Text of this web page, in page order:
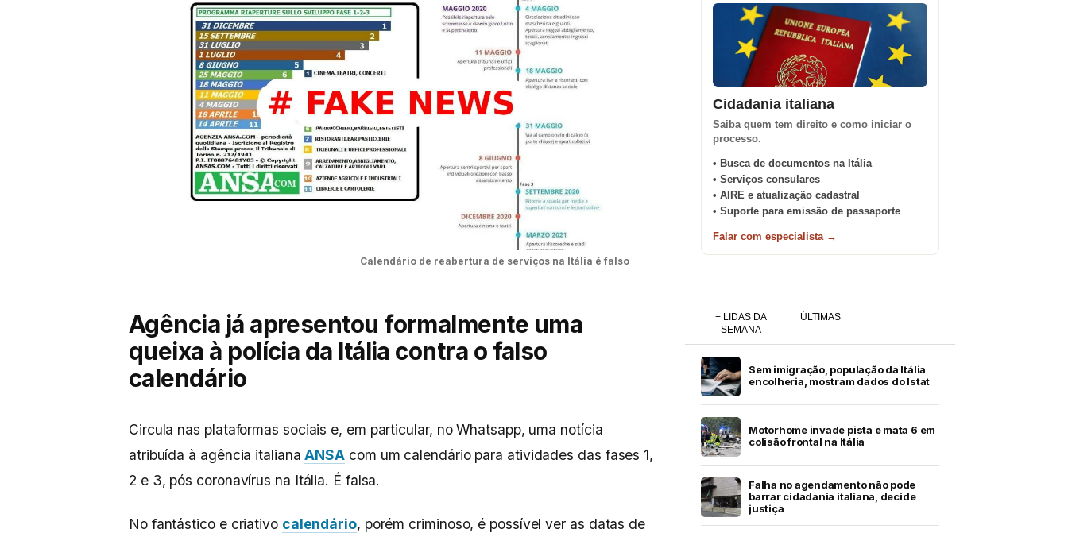
Calendário de reabertura de serviços na Itália é falso
Agência já apresentou formalmente uma
queixa à polícia da Itália contra o falso
calendário
Circula nas plataformas sociais e, em particular, no Whatsapp, uma notícia
atribuída à agência italianaANSA com um calendário para atividades das fases 1,
2 e 3, pós coronavírus na Itália. É falsa.
No fantástico e criativo calendário, porém criminoso, é possível ver as datas de
Cidadania italiana
Saiba quem tem direito e como iniciar o
processo.
• Busca de documentos na Itália
• Serviços consulares
• AIRE e atualização cadastral
• Suporte para emissão de passaporte
Falar com especialista →
+ LIDAS DA
SEMANA
ÚLTIMAS
Sem imigração, população da Itália
encolheria, mostram dados do Istat
Motorhome invade pista e mata 6 em
colisão frontal na Itália
Falha no agendamento não pode
barrar cidadania italiana, decide
justiça